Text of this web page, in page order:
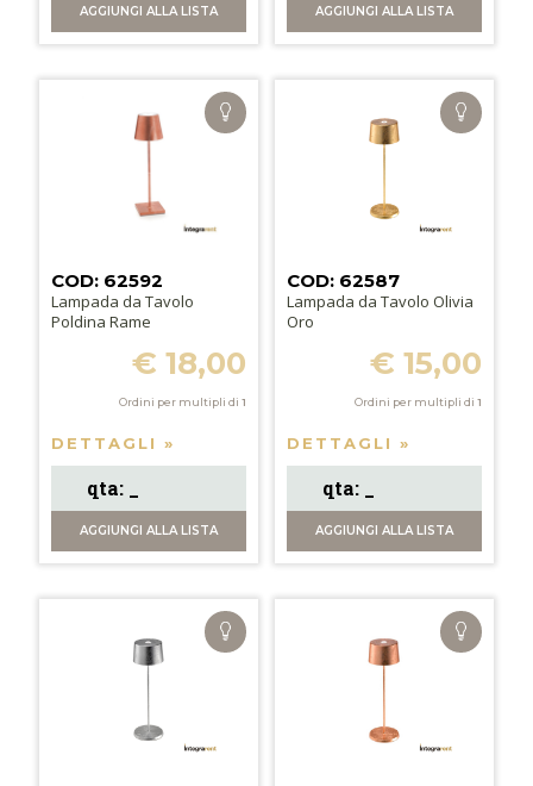
AGGIUNGIALLA LISTA AGGIUNGI ALLA LISTA
COD: 62592
Lampada da Tavolo
Poldina Rame
€ 18,00
Ordini per multipli di 1
DETTAGLI »
AGGIUNGIALLA LISTA
COD: 62587
Lampada da Tavolo Olivia
Oro
€ 15,00
Ordini per multipli di 1
DETTAGLI »
AGGIUNGI ALLA LISTA